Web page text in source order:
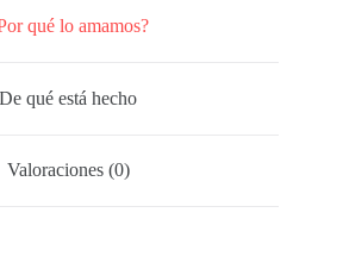
qué lo amamos?
De qué está hecho
Valoraciones (0)